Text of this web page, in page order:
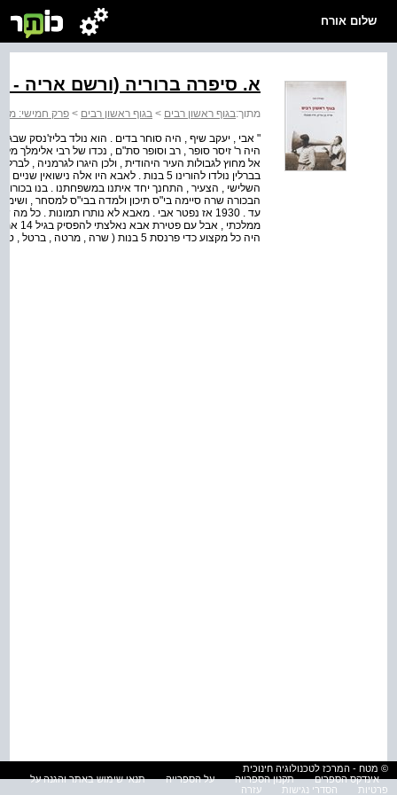
שלום אורח
א. סיפרה ברוריה (ורשם אריה - 1985):
מתוך:בגוף ראשון רבים > בגוף ראשון רבים > פרק חמישי:
" אבי , יעקב שיף , היה סוחר בדים . הוא נולד בליז'נסק
היה ר' זיסר סופר , רב וסופר סת"ם , נכדו של רבי אלימלך
השלישי , הצעיר , התחנך יחד איתנו במשפחתנו . בנו
הבכורה שרה סיימה בי"ס תיכון ולמדה בבי"ס למסחר ,
עד . 1930 אז נפטר אבי . מאבא לא נותרו תמונות . כל
היה כל מקצוע כדי פרנסת 5 בנות ( שרה , מרטה , ברטל , טילה , הרטה . ( בבית הספר שררה א...
© מטח - המרכז לטכנולוגיה חינוכית
אינדקס הספרים
תקנון הספרייה על הספרייה
תנאי שימוש באתר והגנה על
פרטיות
הסדרי נגישות עזרה